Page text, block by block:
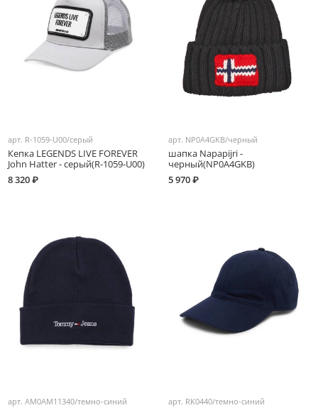
арт. R-1059-U00/серый
Кепка LEGENDS LIVE FOREVER
John Hatter - серый(R-1059-U00)
8 320 ₽
арт. NP0A4GKB/черный
шапка Napapijri -
черный(NP0A4GKB)
5 970 ₽
арт.AM0AM11340/темно-синий арт. RK0440/темно-синий